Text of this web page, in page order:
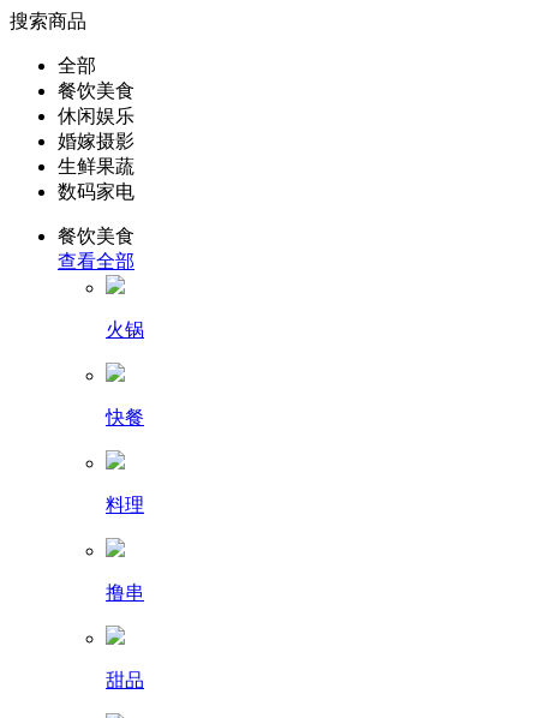
搜索商品
全部
餐饮美食
休闲娱乐
婚嫁摄影
生鲜果蔬
数码家电
餐饮美食
查看全部
火锅
快餐
料理
撸串
甜品